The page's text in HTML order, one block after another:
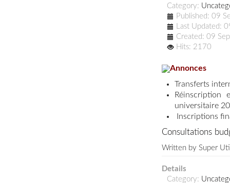
Category:
Published: 09
Last Updated:
Created: 09
Hits: 2170
Annonces
Transferts
universitaire
nscriptions
Consultations
Written by Super
Details
Category: